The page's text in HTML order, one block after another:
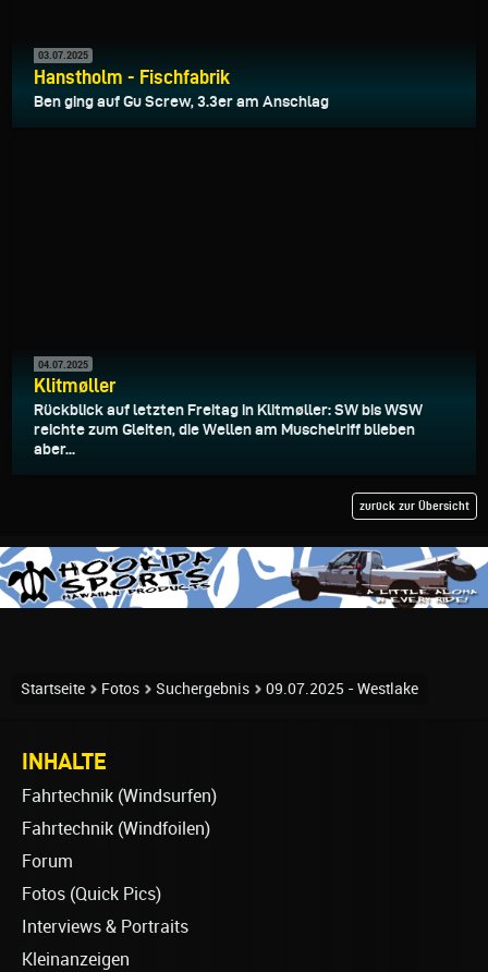
03.07.2025
Hanstholm - Fischfabrik
Ben ging auf Gu Screw, 3.3er am Anschlag
04.07.2025
Klitmøller
Rückblick auf letzten Freitag in Klitmøller: SW bis WSW
reichte zum Gleiten, die Wellen am Muschelriff blieben
aber...
zurück zur Übersicht
Startseite Fotos Suchergebnis 09.07.2025 - Westlake
INHALTE
Fahrtechnik (Windsurfen)
Fahrtechnik (Windfoilen)
Forum
Fotos (Quick Pics)
Interviews & Portraits
Kleinanzeigen